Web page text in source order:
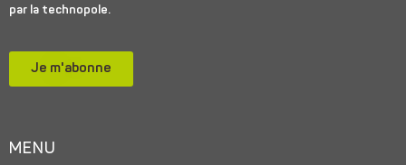
par la technopole.
Je m'abonne
MENU